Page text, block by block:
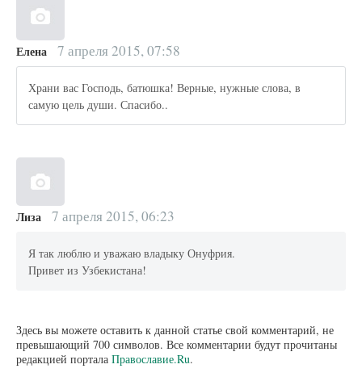
Елена 7 апреля 2015, 07:58
Храни вас Господь, батюшка! Верные, нужные слова, в
самую цель души. Спасибо..
Лиза 7 апреля 2015, 06:23
Я так люблю и уважаю владыку Онуфрия.
Привет из Узбекистана!
Здесь вы можете оставить к данной статье свой комментарий, не
превышающий 700 символов. Все комментарии будут прочитаны
редакцией портала Православие.Ru.